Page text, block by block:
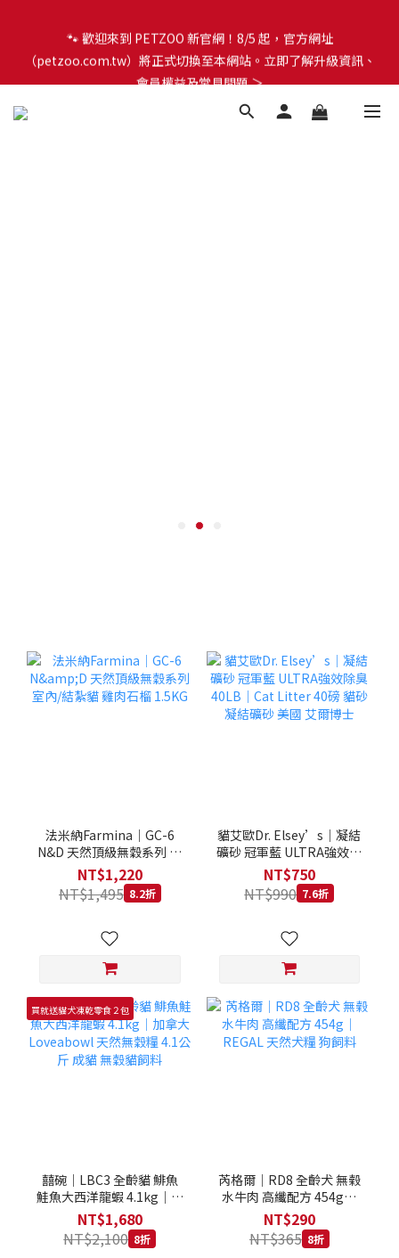
（petzoo.com.tw）將正式切換至本網站。立即了解升級資訊、
會員權益及常見問題 ＞
（petzoo.com.tw）將正式切換至本網站。立即了解升級資訊、
會員權益及常見問題 ＞
✨【新朋友見面禮】現在註冊即領 $100 購物金！全館滿 $1,500 享
法米納Farmina｜GC-6
N&D 天然頂級無穀系列 室
內/結紮貓 雞肉石榴 1.5KG
NT$1,220
NT$1,495 8.2折
貓艾歐Dr. Elsey’s｜凝結
礦砂 冠軍藍 ULTRA強效除
臭 40LB｜Cat Litter 40磅
士
NT$750
NT$990 7.6折
買就送貓犬凍乾零食２包
囍碗｜LBC3 全齡貓 鯡魚
鮭魚大西洋龍蝦 4.1kg｜加
拿大 Loveabowl 天然無穀
糧 4.1公斤 成貓 無穀貓飼
料
NT$1,680
NT$2,100 8折
芮格爾｜RD8 全齡犬 無榖
水牛肉 高纖配方 454g｜
REGAL 天然犬糧 狗飼料
NT$290
NT$365 8折